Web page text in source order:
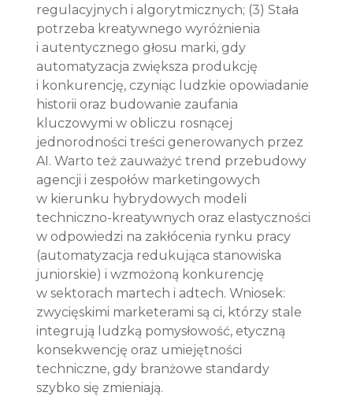
regulacyjnych i algorytmicznych; (3) Stała
potrzeba kreatywnego wyróżnienia
i autentycznego głosu marki, gdy
automatyzacja zwiększa produkcję
i konkurencję, czyniąc ludzkie opowiadanie
historii oraz budowanie zaufania
kluczowymi w obliczu rosnącej
jednorodności treści generowanych przez
AI. Warto też zauważyć trend przebudowy
agencji i zespołów marketingowych
w kierunku hybrydowych modeli
techniczno-kreatywnych oraz elastyczności
w odpowiedzi na zakłócenia rynku pracy
(automatyzacja redukująca stanowiska
juniorskie) i wzmożoną konkurencję
w sektorach martech i adtech. Wniosek:
zwycięskimi marketerami są ci, którzy stale
integrują ludzką pomysłowość, etyczną
konsekwencję oraz umiejętności
techniczne, gdy branżowe standardy
szybko się zmieniają.